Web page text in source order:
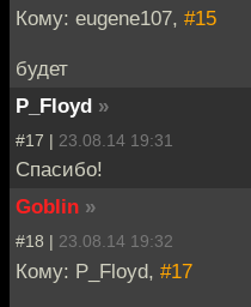
Кому: eugene107, #15
будет
P_Floyd »
#17 | 23.08.14 19:31
Спасибо!
Goblin »
#18 | 23.08.14 19:32
Кому: P_Floyd, #17